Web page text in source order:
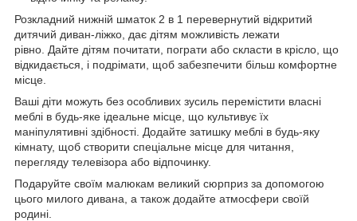
Розкладний нижній шматок 2 в 1 перевернутий відкритий
дитячий диван-ліжко, дає дітям можливість лежати
рівно. Дайте дітям почитати, пограти або скласти в крісло, що
відкидається, і подрімати, щоб забезпечити більш комфортне
місце.
Ваші діти можуть без особливих зусиль перемістити власні
меблі в будь-яке ідеальне місце, що культивує їх
маніпулятивні здібності. Додайте затишку меблі в будь-яку
кімнату, щоб створити спеціальне місце для читання,
перегляду телевізора або відпочинку.
Подаруйте своїм малюкам великий сюрприз за допомогою
цього милого дивана, а також додайте атмосфери своїй
родині.